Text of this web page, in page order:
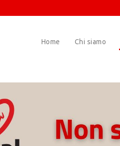
Home Chi siamo